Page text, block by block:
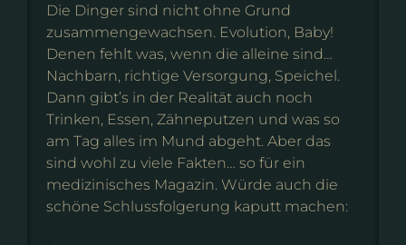
Die Dinger sind nicht ohne Grund
zusammengewachsen. Evolution, Baby!
Denen fehlt was, wenn die alleine sind…
Nachbarn, richtige Versorgung, Speichel.
Dann gibt’s in der Realität auch noch
Trinken, Essen, Zähneputzen und was so
am Tag alles im Mund abgeht. Aber das
sind wohl zu viele Fakten… so für ein
medizinisches Magazin. Würde auch die
schöne Schlussfolgerung kaputt machen: